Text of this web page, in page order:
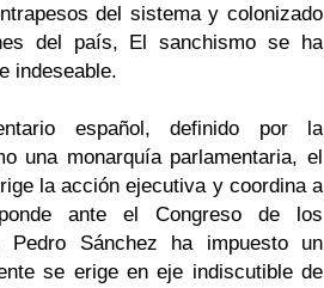
del sistema y colonizado
del país, El sanchismo se ha
indeseable.
español, definido por la
una monarquía parlamentaria, el
la acción ejecutiva y coordina a
ante el Congreso de los
Pedro Sánchez ha impuesto un
se erige en eje indiscutible de